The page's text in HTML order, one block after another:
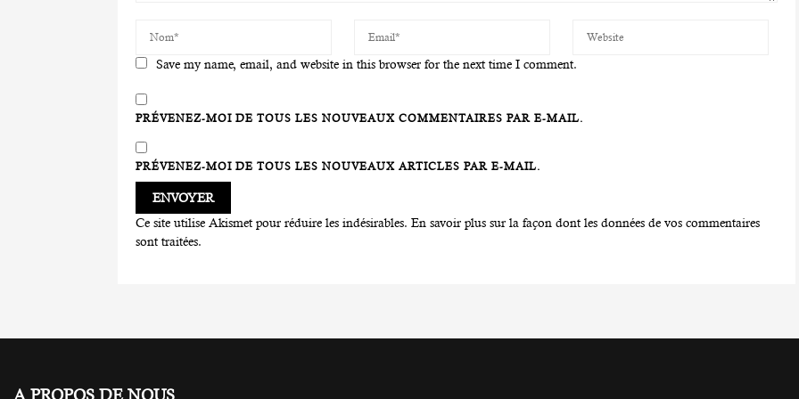
Save my name, email, and website in this browser for the next time I comment.
PRÉVENEZ-MOI DE TOUS LES NOUVEAUX COMMENTAIRES PAR E-MAIL.
PRÉVENEZ-MOI DE TOUS LES NOUVEAUX ARTICLES PAR E-MAIL.
Ce site utilise Akismet pour réduire les indésirables. En savoir plus sur la façon dont les données de vos commentaires
sont traitées.
A PROPOS DE NOUS